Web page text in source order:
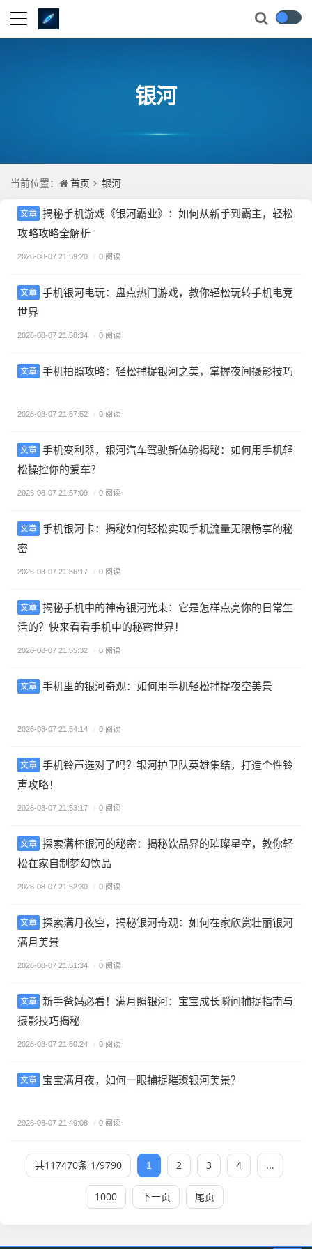
银河
当前位置： 首页 银河
文章 揭秘手机游戏《银河霸业》：如何从新手到霸主，轻松
攻略攻略全解析
2026-08-07 21:59:20 / 0 阅读
文章 手机银河电玩：盘点热门游戏，教你轻松玩转手机电竞
世界
2026-08-07 21:58:34 / 0 阅读
文章 手机拍照攻略：轻松捕捉银河之美，掌握夜间摄影技巧
2026-08-07 21:57:52 / 0 阅读
文章 手机变利器，银河汽车驾驶新体验揭秘：如何用手机轻
松操控你的爱车？
2026-08-07 21:57:09 / 0 阅读
文章 手机银河卡：揭秘如何轻松实现手机流量无限畅享的秘
密
2026-08-07 21:56:17 / 0 阅读
文章 揭秘手机中的神奇银河光束：它是怎样点亮你的日常生
活的？快来看看手机中的秘密世界！
2026-08-07 21:55:32 / 0 阅读
文章 手机里的银河奇观：如何用手机轻松捕捉夜空美景
2026-08-07 21:54:14 / 0 阅读
文章 手机铃声选对了吗？银河护卫队英雄集结，打造个性铃
声攻略！
2026-08-07 21:53:17 / 0 阅读
文章 探索满杯银河的秘密：揭秘饮品界的璀璨星空，教你轻
松在家自制梦幻饮品
2026-08-07 21:52:30 / 0 阅读
文章 探索满月夜空，揭秘银河奇观：如何在家欣赏壮丽银河
满月美景
2026-08-07 21:51:34 / 0 阅读
文章 新手爸妈必看！满月照银河：宝宝成长瞬间捕捉指南与
摄影技巧揭秘
2026-08-07 21:50:24 / 0 阅读
文章 宝宝满月夜，如何一眼捕捉璀璨银河美景？
2026-08-07 21:49:08 / 0 阅读
共117470条 1/9790 1 2 3 4 ...
1000 下一页 尾页